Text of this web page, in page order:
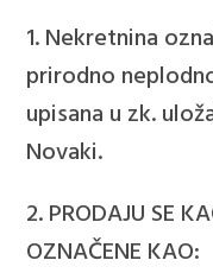
1. Nekretnina
prirodno
upisana u zk.
Novaki.
2. PRODAJU SE
OZNAČENE KAO: